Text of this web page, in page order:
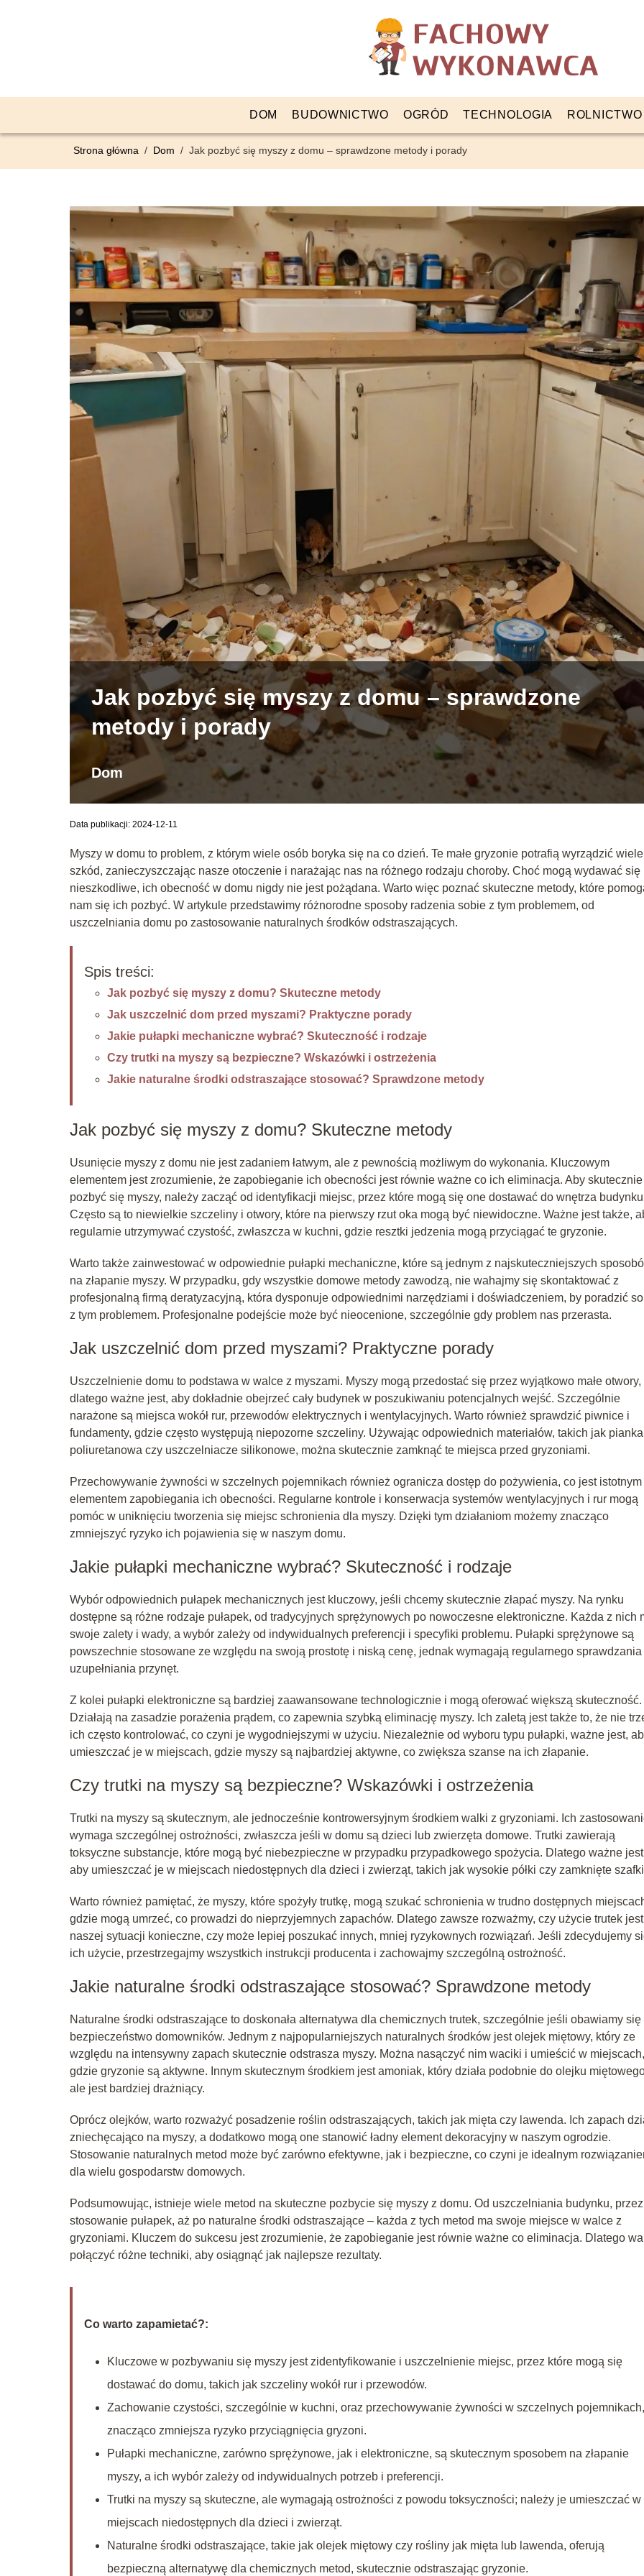
DOM BUDOWNICTWO OGRÓD TECHNOLOGIA ROLNICTWO
Strona główna / Dom / Jak pozbyć się myszy z domu – sprawdzone metody i porady
Jak pozbyć się myszy z domu – sprawdzone
metody i porady
Dom
Data publikacji: 2024-12-11
Myszy w domu to problem, z którym wiele osób boryka się na co dzień. Te małe gryzonie potrafią wyrządzić wiele
szkód, zanieczyszczając nasze otoczenie i narażając nas na różnego rodzaju choroby. Choć mogą wydawać się
nieszkodliwe, ich obecność w domu nigdy nie jest pożądana. Warto więc poznać skuteczne metody, które
nam się ich pozbyć. W artykule przedstawimy różnorodne sposoby radzenia sobie z tym problemem, od
uszczelniania domu po zastosowanie naturalnych środków odstraszających.
Spis treści:
Jak pozbyć się myszy z domu? Skuteczne metody
Jak uszczelnić dom przed myszami? Praktyczne porady
Jakie pułapki mechaniczne wybrać? Skuteczność i rodzaje
Czy trutki na myszy są bezpieczne? Wskazówki i ostrzeżenia
Jakie naturalne środki odstraszające stosować? Sprawdzone metody
Jak pozbyć się myszy z domu? Skuteczne metody
Usunięcie myszy z domu nie jest zadaniem łatwym, ale z pewnością możliwym do wykonania. Kluczowym
elementem jest zrozumienie, że zapobieganie ich obecności jest równie ważne co ich eliminacja. Aby skutecznie
pozbyć się myszy, należy zacząć od identyfikacji miejsc, przez które mogą się one dostawać do wnętrza
Często są to niewielkie szczeliny i otwory, które na pierwszy rzut oka mogą być niewidoczne. Ważne jest także,
regularnie utrzymywać czystość, zwłaszcza w kuchni, gdzie resztki jedzenia mogą przyciągać te gryzonie.
Warto także zainwestować w odpowiednie pułapki mechaniczne, które są jednym z najskuteczniejszych
na złapanie myszy. W przypadku, gdy wszystkie domowe metody zawodzą, nie wahajmy się skontaktować z
profesjonalną firmą deratyzacyjną, która dysponuje odpowiednimi narzędziami i doświadczeniem, by poradzić
z tym problemem. Profesjonalne podejście może być nieocenione, szczególnie gdy problem nas przerasta.
Jak uszczelnić dom przed myszami? Praktyczne porady
Uszczelnienie domu to podstawa w walce z myszami. Myszy mogą przedostać się przez wyjątkowo małe otwory,
dlatego ważne jest, aby dokładnie obejrzeć cały budynek w poszukiwaniu potencjalnych wejść. Szczególnie
narażone są miejsca wokół rur, przewodów elektrycznych i wentylacyjnych. Warto również sprawdzić piwnice i
fundamenty, gdzie często występują niepozorne szczeliny. Używając odpowiednich materiałów, takich jak pianka
poliuretanowa czy uszczelniacze silikonowe, można skutecznie zamknąć te miejsca przed gryzoniami.
Przechowywanie żywności w szczelnych pojemnikach również ogranicza dostęp do pożywienia, co jest istotnym
elementem zapobiegania ich obecności. Regularne kontrole i konserwacja systemów wentylacyjnych i rur mogą
pomóc w uniknięciu tworzenia się miejsc schronienia dla myszy. Dzięki tym działaniom możemy znacząco
zmniejszyć ryzyko ich pojawienia się w naszym domu.
Jakie pułapki mechaniczne wybrać? Skuteczność i rodzaje
Wybór odpowiednich pułapek mechanicznych jest kluczowy, jeśli chcemy skutecznie złapać myszy. Na rynku
dostępne są różne rodzaje pułapek, od tradycyjnych sprężynowych po nowoczesne elektroniczne. Każda z nich
swoje zalety i wady, a wybór zależy od indywidualnych preferencji i specyfiki problemu. Pułapki sprężynowe są
powszechnie stosowane ze względu na swoją prostotę i niską cenę, jednak wymagają regularnego sprawdzania
uzupełniania przynęt.
Z kolei pułapki elektroniczne są bardziej zaawansowane technologicznie i mogą oferować większą skuteczność.
Działają na zasadzie porażenia prądem, co zapewnia szybką eliminację myszy. Ich zaletą jest także to, że nie
ich często kontrolować, co czyni je wygodniejszymi w użyciu. Niezależnie od wyboru typu pułapki, ważne jest,
umieszczać je w miejscach, gdzie myszy są najbardziej aktywne, co zwiększa szanse na ich złapanie.
Czy trutki na myszy są bezpieczne? Wskazówki i ostrzeżenia
Trutki na myszy są skutecznym, ale jednocześnie kontrowersyjnym środkiem walki z gryzoniami. Ich
wymaga szczególnej ostrożności, zwłaszcza jeśli w domu są dzieci lub zwierzęta domowe. Trutki zawierają
toksyczne substancje, które mogą być niebezpieczne w przypadku przypadkowego spożycia. Dlatego ważne
aby umieszczać je w miejscach niedostępnych dla dzieci i zwierząt, takich jak wysokie półki czy zamknięte
Warto również pamiętać, że myszy, które spożyły trutkę, mogą szukać schronienia w trudno dostępnych
gdzie mogą umrzeć, co prowadzi do nieprzyjemnych zapachów. Dlatego zawsze rozważmy, czy użycie trutek
naszej sytuacji konieczne, czy może lepiej poszukać innych, mniej ryzykownych rozwiązań. Jeśli zdecydujemy
ich użycie, przestrzegajmy wszystkich instrukcji producenta i zachowajmy szczególną ostrożność.
Jakie naturalne środki odstraszające stosować? Sprawdzone metody
Naturalne środki odstraszające to doskonała alternatywa dla chemicznych trutek, szczególnie jeśli obawiamy się
bezpieczeństwo domowników. Jednym z najpopularniejszych naturalnych środków jest olejek miętowy, który ze
względu na intensywny zapach skutecznie odstrasza myszy. Można nasączyć nim waciki i umieścić w miejscach,
gdzie gryzonie są aktywne. Innym skutecznym środkiem jest amoniak, który działa podobnie do olejku
ale jest bardziej drażniący.
Oprócz olejków, warto rozważyć posadzenie roślin odstraszających, takich jak mięta czy lawenda. Ich zapach
zniechęcająco na myszy, a dodatkowo mogą one stanowić ładny element dekoracyjny w naszym ogrodzie.
Stosowanie naturalnych metod może być zarówno efektywne, jak i bezpieczne, co czyni je idealnym
dla wielu gospodarstw domowych.
Podsumowując, istnieje wiele metod na skuteczne pozbycie się myszy z domu. Od uszczelniania budynku, przez
stosowanie pułapek, aż po naturalne środki odstraszające – każda z tych metod ma swoje miejsce w walce z
gryzoniami. Kluczem do sukcesu jest zrozumienie, że zapobieganie jest równie ważne co eliminacja. Dlatego
połączyć różne techniki, aby osiągnąć jak najlepsze rezultaty.
Co warto zapamietać?:
Kluczowe w pozbywaniu się myszy jest zidentyfikowanie i uszczelnienie miejsc, przez które mogą się
dostawać do domu, takich jak szczeliny wokół rur i przewodów.
Zachowanie czystości, szczególnie w kuchni, oraz przechowywanie żywności w szczelnych pojemnikach,
znacząco zmniejsza ryzyko przyciągnięcia gryzoni.
Pułapki mechaniczne, zarówno sprężynowe, jak i elektroniczne, są skutecznym sposobem na złapanie
myszy, a ich wybór zależy od indywidualnych potrzeb i preferencji.
Trutki na myszy są skuteczne, ale wymagają ostrożności z powodu toksyczności; należy je umieszczać w
miejscach niedostępnych dla dzieci i zwierząt.
Naturalne środki odstraszające, takie jak olejek miętowy czy rośliny jak mięta lub lawenda, oferują
bezpieczną alternatywę dla chemicznych metod, skutecznie odstraszając gryzonie.